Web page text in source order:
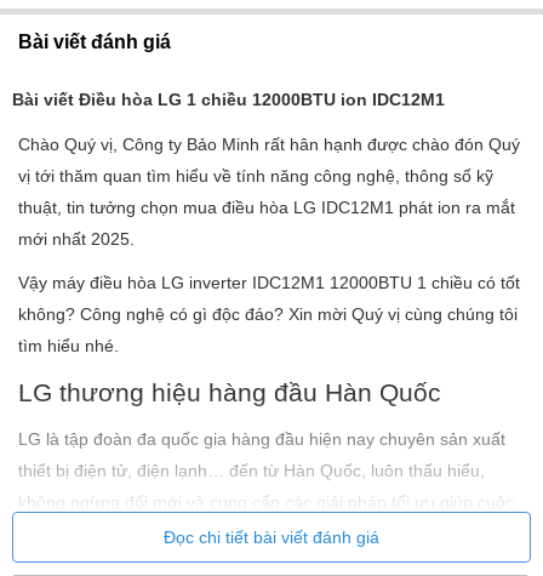
Bài viết đánh giá
Bài viết Điều hòa LG 1 chiều 12000BTU ion IDC12M1
Chào Quý vị, Công ty Bảo Minh rất hân hạnh được chào đón Quý
vị tới thăm quan tìm hiểu về tính năng công nghệ, thông số kỹ
thuật, tin tưởng chọn mua điều hòa LG IDC12M1 phát ion ra mắt
mới nhất 2025.
Vậy máy điều hòa LG inverter IDC12M1 12000BTU 1 chiều có tốt
không? Công nghệ có gì độc đáo? Xin mời Quý vị cùng chúng tôi
tìm hiểu nhé.
LG thương hiệu hàng đầu Hàn Quốc
LG là tập đoàn đa quốc gia hàng đầu hiện nay chuyên sản xuất
thiết bị điện tử, điện lạnh… đến từ Hàn Quốc, luôn thấu hiểu,
không ngừng đổi mới và cung cấp các giải pháp tối ưu giúp cuộc
sống của bạn tốt hơn “Life’s Good – Cuộc sống tốt đẹp”. LG được
người tiêu dùng trên toàn thế giới tin tưởng lựa chọn, trong đó
Đọc chi tiết bài viết đánh giá